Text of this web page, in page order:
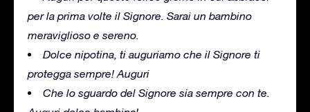
per la prima volte il Signore. Sarai un bambino
meraviglioso e sereno.
Dolce nipotina, ti auguriamo che il Signore ti
protegga sempre! Auguri
Che lo sguardo del Signore sia sempre con te.